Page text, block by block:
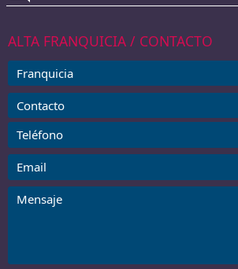
ALTA FRANQUICIA / CONTACTO